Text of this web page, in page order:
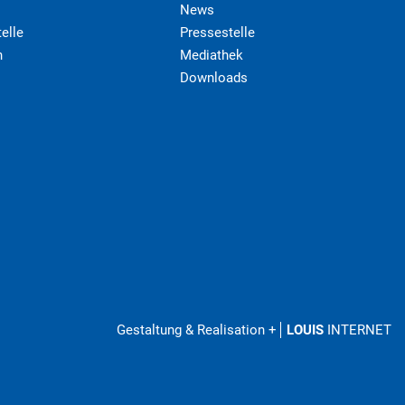
News
Pressestelle
Mediathek
Downloads
Gestaltung & Realisation + LOUIS INTERNET